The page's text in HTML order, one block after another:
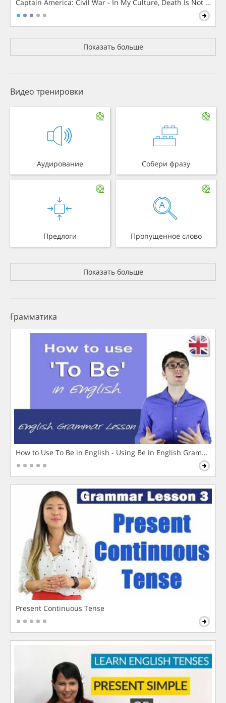
Captain America: Civil War - In My Culture, Death Is Not The
Показать больше
Видео тренировки
Аудирование Собери фразу
Предлоги Пропущенное слово
Показать больше
Грамматика
How to Use To Be in English - Using Be in English Grammar
Present Continuous Tense